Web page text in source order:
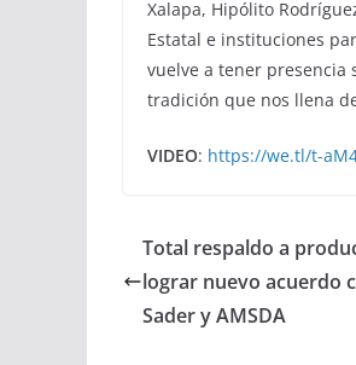
Xalapa, Hipólito
Estatal e instituciones
vuelve a tener presencia
tradición que nos llena
VIDEO: https://we.tl/t-
Total respaldo a
lograr nuevo acuerdo
Sader y AMSDA